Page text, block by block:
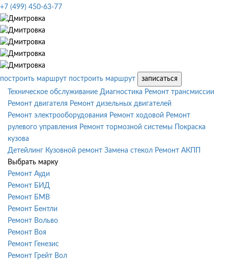
+7 (499) 450-63-77
построить маршрут построить маршрут
записаться
Техническое обслуживание Диагностика Ремонт трансмиссии
Ремонт двигателя Ремонт дизельных двигателей
Ремонт электрооборудования Ремонт ходовой Ремонт
рулевого управления Ремонт тормозной системы
Покраска
кузова
Детейлинг Кузовной ремонт Замена стекол Ремонт АКПП
Выбрать марку
Ремонт Ауди
Ремонт БИД
Ремонт БМВ
Ремонт Бентли
Ремонт Вольво
Ремонт Воя
Ремонт Генезис
Ремонт Грейт Вол